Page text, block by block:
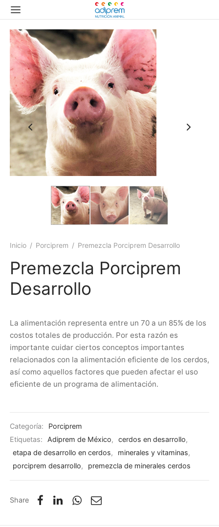
Inicio / Porciprem / Premezcla Porciprem Desarrollo
Premezcla Porciprem
Desarrollo
La alimentación representa entre un 70 a un 85% de los
costos totales de producción. Por esta razón es
importante cuidar ciertos conceptos importantes
relacionados con la alimentación eficiente de los cerdos,
así como aquellos factores que pueden afectar el uso
eficiente de un programa de alimentación.
Categoría:
Porciprem
Etiquetas:
Adiprem de México, cerdos en desarrollo,
etapa de desarrollo en cerdos, minerales y vitaminas,
porciprem desarrollo, premezcla de minerales cerdos
Share